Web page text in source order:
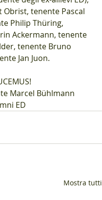
Obrist, tenente Pascal
Philip Thüring,
Ackermann, tenente
tenente Bruno
Jan Juon.
Marcel Bühlmann
ED
Mostra tutti